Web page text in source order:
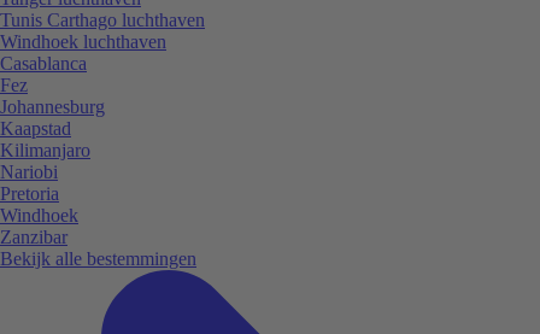
Tunis Carthago luchthaven
Windhoek luchthaven
Casablanca
Fez
Johannesburg
Kaapstad
Kilimanjaro
Nariobi
Pretoria
Windhoek
Zanzibar
Bekijk alle bestemmingen